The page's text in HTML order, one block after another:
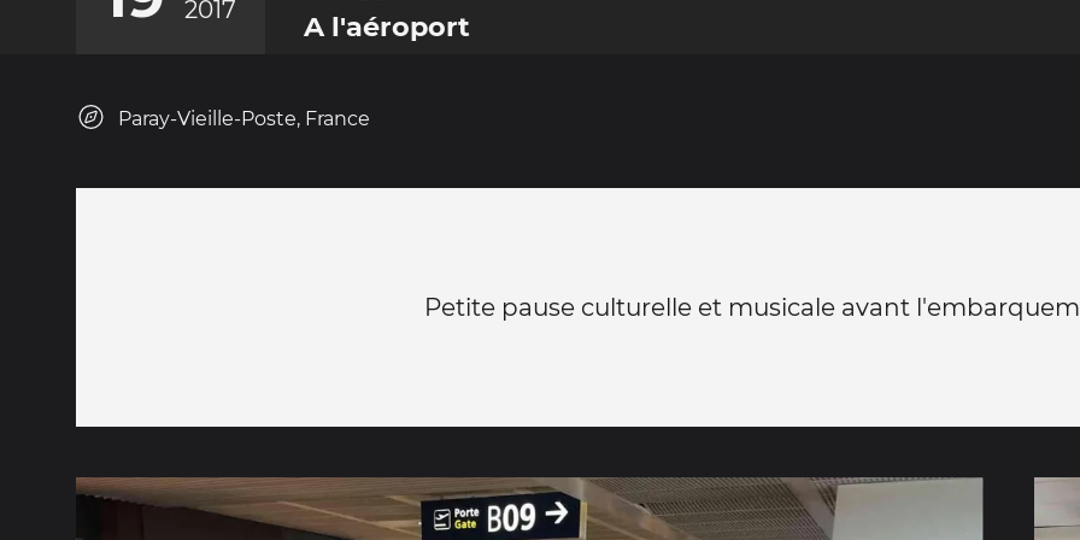
2017
A l'aéroport
Paray-Vieille-Poste, France
Petite pause culturelle et musicale avant